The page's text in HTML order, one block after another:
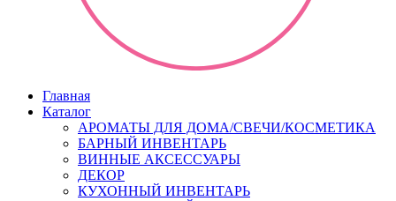
Главная
Каталог
АРОМАТЫ ДЛЯ ДОМА/СВЕЧИ/КОСМЕТИКА
БАРНЫЙ ИНВЕНТАРЬ
ВИННЫЕ АКСЕССУАРЫ
ДЕКОР
КУХОННЫЙ ИНВЕНТАРЬ